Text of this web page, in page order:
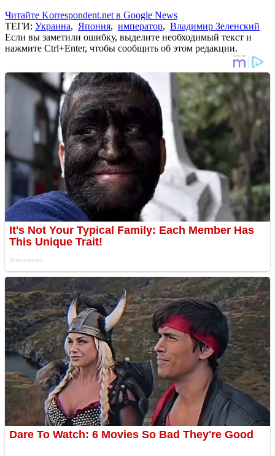
Читайте Korrespondent.net в Google News
ТЕГИ: Украина, Япония, император, Владимир Зеленский
Если вы заметили ошибку, выделите необходимый текст и
нажмите Ctrl+Enter, чтобы сообщить об этом редакции.